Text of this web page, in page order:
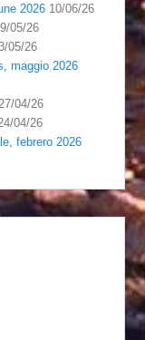
2026 10/06/26
05/26
05/26
maggio 2026
27/04/26
04/26
febrero 2026